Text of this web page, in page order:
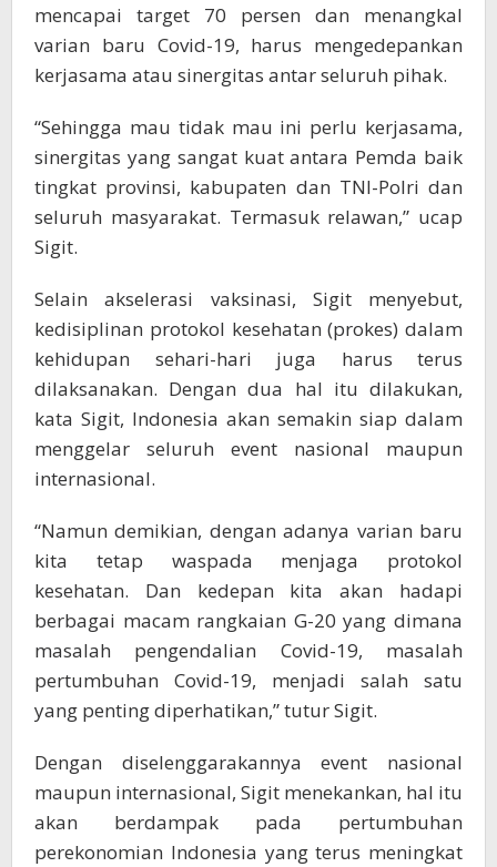
mencapai target 70 persen dan menangkal
varian baru Covid-19, harus mengedepankan
kerjasama atau sinergitas antar seluruh pihak.
“Sehingga mau tidak mau ini perlu kerjasama,
sinergitas yang sangat kuat antara Pemda baik
tingkat provinsi, kabupaten dan TNI-Polri dan
seluruh masyarakat. Termasuk relawan,” ucap
Sigit.
Selain akselerasi vaksinasi, Sigit menyebut,
kedisiplinan protokol kesehatan (prokes) dalam
kehidupan sehari-hari juga harus terus
dilaksanakan. Dengan dua hal itu dilakukan,
kata Sigit, Indonesia akan semakin siap dalam
menggelar seluruh event nasional maupun
internasional.
“Namun demikian, dengan adanya varian baru
kita tetap waspada menjaga protokol
kesehatan. Dan kedepan kita akan hadapi
berbagai macam rangkaian G-20 yang dimana
masalah pengendalian Covid-19, masalah
pertumbuhan Covid-19, menjadi salah satu
yang penting diperhatikan,” tutur Sigit.
Dengan diselenggarakannya event nasional
maupun internasional, Sigit menekankan, hal itu
akan berdampak pada pertumbuhan
perekonomian Indonesia yang terus meningkat